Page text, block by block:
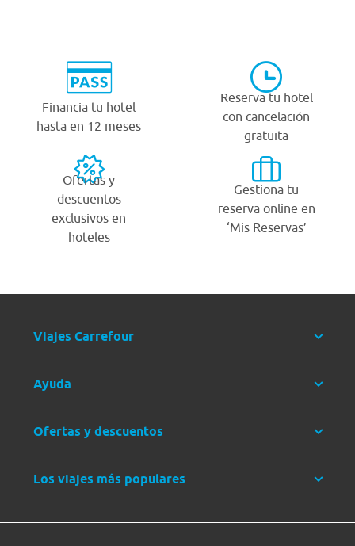
Financia tu hotel
hasta en 12 meses
Reserva tu hotel
con cancelación
gratuita
Ofertas y
descuentos
exclusivos en
hoteles
Gestiona tu
reserva online en
‘Mis Reservas’
Viajes Carrefour
Ayuda
Ofertas y descuentos
Los viajes más populares